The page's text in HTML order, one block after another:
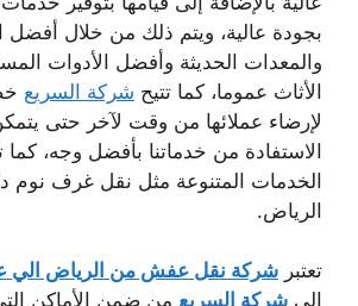
بجودة عالية، ويتم ذلك من خلال أفضل
والمعدات الحديثة وأفضل الأدوات
الأثاث عموما، كما تتيح شركة السريع
لإرضاء عملائها من وقت لآخر حتى
الاستفادة من خدماتنا بأفضل وجه، كما
الخدمات المتنوعة مثل نقل غرف نوم
الرياض.
تعتبر شركة نقل عفش من الرياض الي
إلى شركة السريع من ضمن الأماكن